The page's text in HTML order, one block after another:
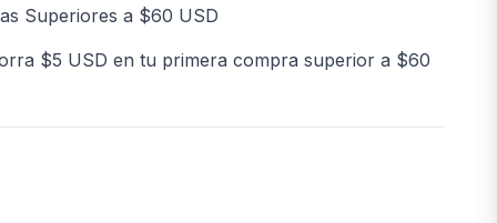
Superiores a $60 USD
$5 USD en tu primera compra superior a $60